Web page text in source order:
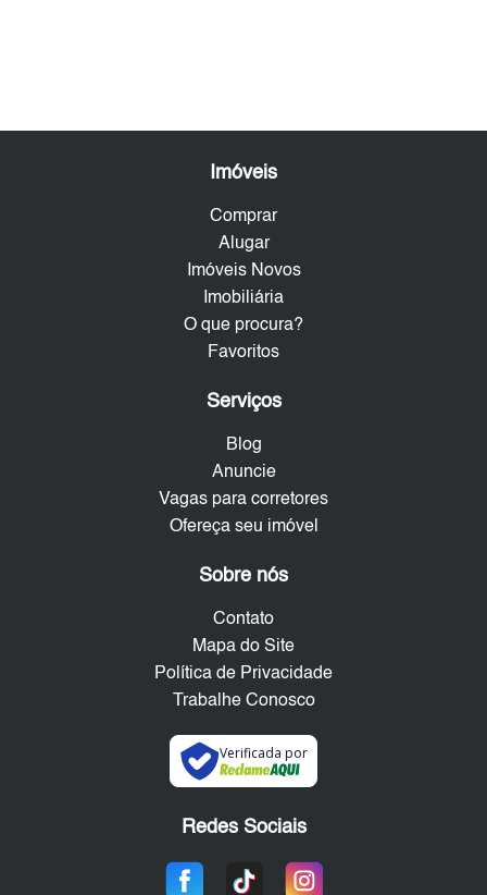
Imóveis
Comprar
Alugar
Imóveis Novos
Imobiliária
O que procura?
Favoritos
Serviços
Blog
Anuncie
Vagas para corretores
Ofereça seu imóvel
Sobre nós
Contato
Mapa do Site
Política de Privacidade
Trabalhe Conosco
Verificada por
Redes Sociais